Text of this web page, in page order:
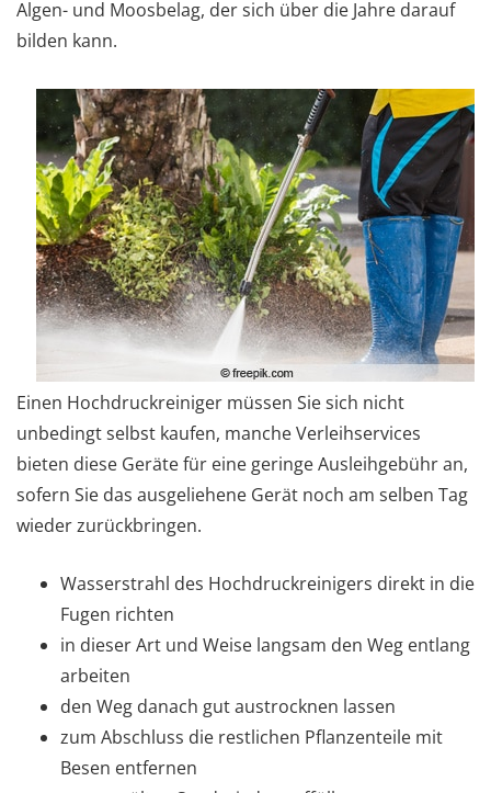
Algen- und Moosbelag, der sich über die Jahre darauf
bilden kann.
Einen Hochdruckreiniger müssen Sie sich nicht
unbedingt selbst kaufen, manche Verleihservices
bieten diese Geräte für eine geringe Ausleihgebühr an,
sofern Sie das ausgeliehene Gerät noch am selben Tag
wieder zurückbringen.
Wasserstrahl des Hochdruckreinigers direkt in die
Fugen richten
in dieser Art und Weise langsam den Weg entlang
arbeiten
den Weg danach gut austrocknen lassen
zum Abschluss die restlichen Pflanzenteile mit
Besen entfernen